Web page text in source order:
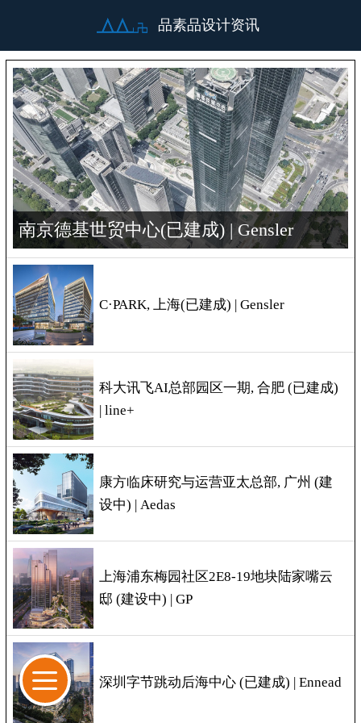
品素品设计资讯
南京德基世贸中心(已建成) | Gensler
C·PARK, 上海(已建成) | Gensler
科大讯飞AI总部园区一期, 合肥 (已建成)
| line+
康方临床研究与运营亚太总部, 广州 (建
设中) | Aedas
上海浦东梅园社区2E8-19地块陆家嘴云
邸 (建设中) | GP
深圳字节跳动后海中心 (已建成) | Ennead